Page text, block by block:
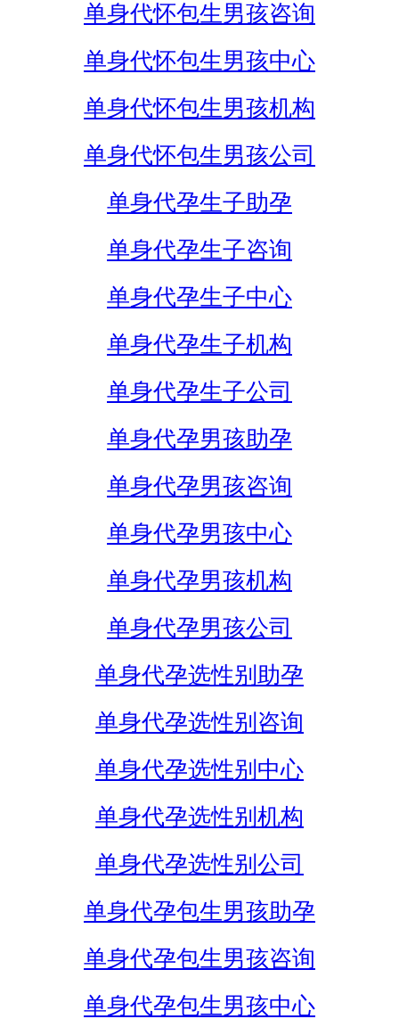
单身代怀包生男孩咨询
单身代怀包生男孩中心
单身代怀包生男孩机构
单身代怀包生男孩公司
单身代孕生子助孕
单身代孕生子咨询
单身代孕生子中心
单身代孕生子机构
单身代孕生子公司
单身代孕男孩助孕
单身代孕男孩咨询
单身代孕男孩中心
单身代孕男孩机构
单身代孕男孩公司
单身代孕选性别助孕
单身代孕选性别咨询
单身代孕选性别中心
单身代孕选性别机构
单身代孕选性别公司
单身代孕包生男孩助孕
单身代孕包生男孩咨询
单身代孕包生男孩中心